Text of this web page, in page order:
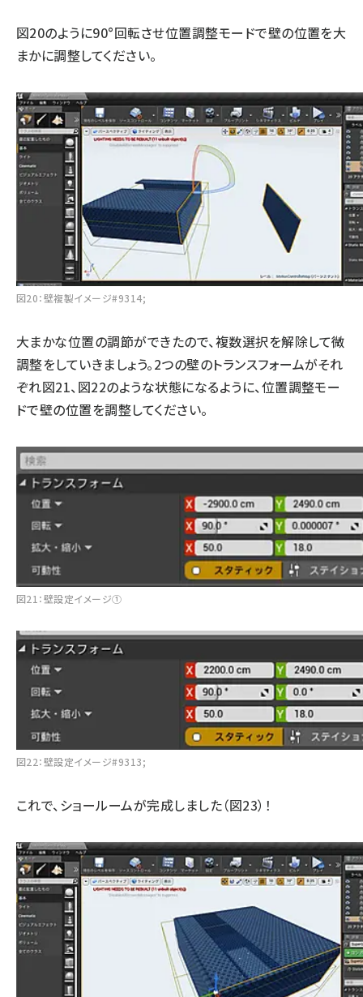
図20のように90°回転させ位置調整モードで壁の位置を大
まかに調整してください。
図20：壁複製イメージ#9314;
大まかな位置の調節ができたので、複数選択を解除して微
調整をしていきましょう。2つの壁のトランスフォームがそれ
ぞれ図21、図22のような状態になるように、位置調整モー
ドで壁の位置を調整してください。
図21：壁設定イメージ①
図22：壁設定イメージ#9313;
これで、ショールームが完成しました（図23）！